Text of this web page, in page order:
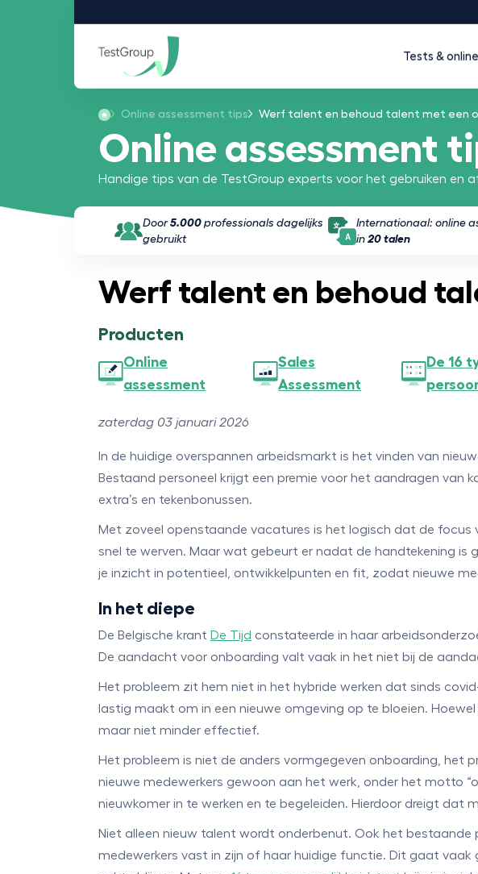
Tests &
Online assessment tips Werf talent en behoud talent met een
Online assessment
Handige tips van de TestGroup experts voor het gebruiken en
Door5.000 professionals dagelijks
gebruikt
Internationaal: online
in 20 talen
Werf talent en behoud
Producten
Online
assessment
Sales
Assessment
De 16
zaterdag 03 januari 2026
In de huidige overspannen arbeidsmarkt is het vinden van
Bestaand personeel krijgt een premie voor het aandragen van
extra’s en tekenbonussen.
Met zoveel openstaande vacatures is het logisch dat de
snel te werven. Maar wat gebeurt er nadat de handtekening is
je inzicht in potentieel, ontwikkelpunten en fit, zodat nieuwe
In het diepe
De Belgische krant De Tijd constateerde in haar
De aandacht voor onboarding valt vaak in het niet bij de
Het probleem zit hem niet in het hybride werken dat sinds
lastig maakt om in een nieuwe omgeving op te bloeien.
maar niet minder effectief.
Het probleem is niet de anders vormgegeven onboarding, het
nieuwe medewerkers gewoon aan het werk, onder het motto
nieuwkomer in te werken en te begeleiden. Hierdoor dreigt dat
Niet alleen nieuw talent wordt onderbenut. Ook het bestaande
medewerkers vast in zijn of haar huidige functie. Dit gaat